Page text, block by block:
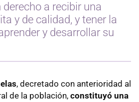
a recibir una
y de calidad, y tener la
y desarrollar su
, decretado con anterioridad al
de la población, constituyó una